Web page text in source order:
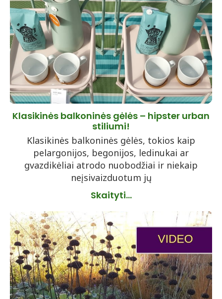
Klasikinės balkoninės gėlės – hipster urban
stiliumi!
Klasikinės balkoninės gėlės, tokios kaip
pelargonijos, begonijos, ledinukai ar
gvazdikėliai atrodo nuobodžiai ir niekaip
neįsivaizduotum jų
Skaityti...